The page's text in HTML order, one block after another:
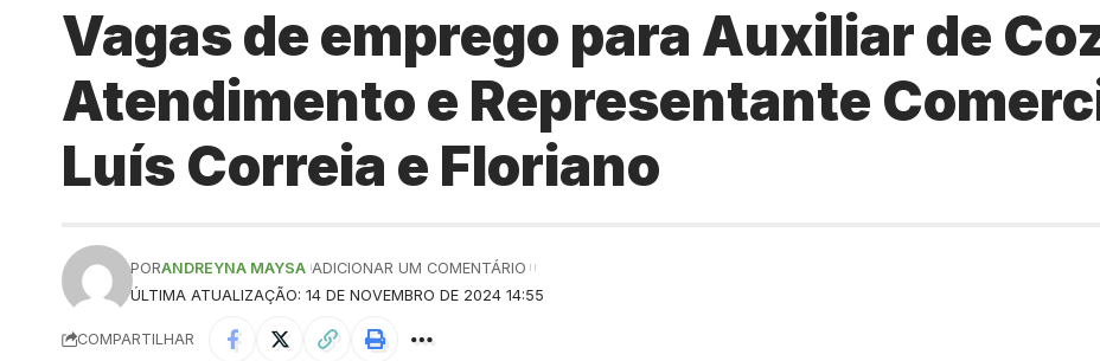
Vagas de emprego para Auxiliar de
Atendimento e Representante
Luís Correia e Floriano
ÚLTIMA ATUALIZAÇÃO: 14 DE NOVEMBRO DE 2024 14:55
PORANDREYNA MAYSA ADICIONAR UM COMENTÁRIO
COMPARTILHAR